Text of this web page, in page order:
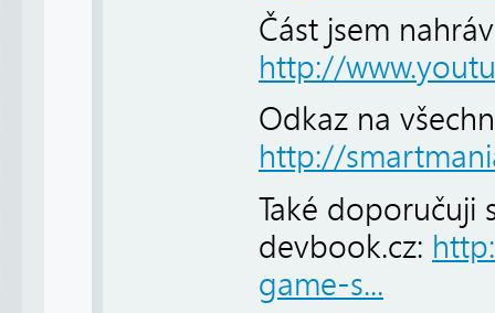
Část jsem
http://
Odkaz na
http://
Také doporučuji
devbook.cz:
game-s...